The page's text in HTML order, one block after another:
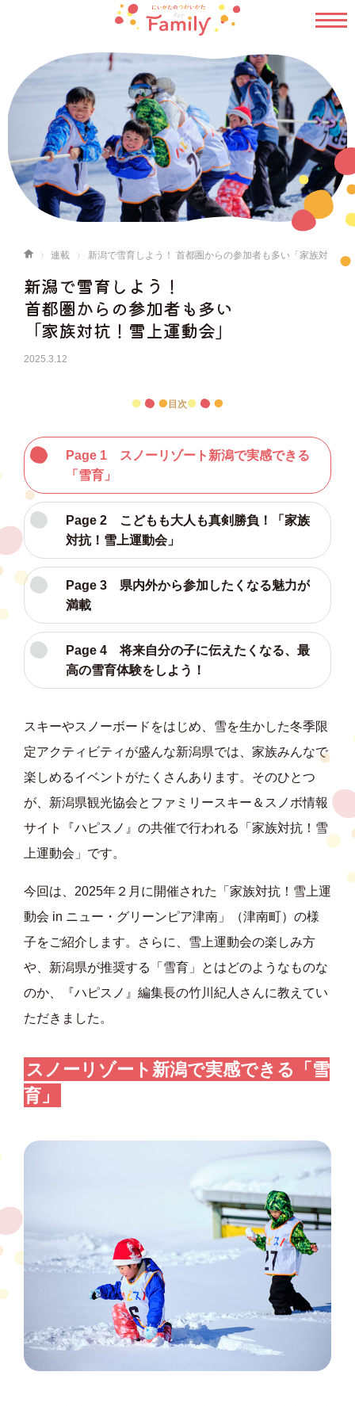
連載
新潟で雪育しよう！ 首都圏からの参加者も多い「家族対
新潟で雪育しよう！
首都圏からの参加者も多い
「家族対抗！雪上運動会」
2025.3.12
目次
Page 1 スノーリゾート新潟で実感できる
「雪育」
Page 2 こどもも大人も真剣勝負！「家族
対抗！雪上運動会」
Page 3 県内外から参加したくなる魅力が
満載
Page 4 将来自分の子に伝えたくなる、最
高の雪育体験をしよう！
スキーやスノーボードをはじめ、雪を生かした冬季限
定アクティビティが盛んな新潟県では、家族みんなで
楽しめるイベントがたくさんあります。そのひとつ
が、新潟県観光協会とファミリースキー＆スノボ情報
サイト『ハピスノ』の共催で行われる「家族対抗！雪
上運動会」です。
今回は、2025年２月に開催された「家族対抗！雪上運
動会 in ニュー・グリーンピア津南」（津南町）の様
子をご紹介します。さらに、雪上運動会の楽しみ方
や、新潟県が推奨する「雪育」とはどのようなものな
のか、『ハピスノ』編集長の竹川紀人さんに教えてい
ただきました。
スノーリゾート新潟で実感できる「雪
育」